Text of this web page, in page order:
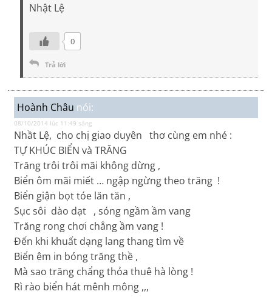
Nhật Lệ
0
Trả lời
Hoành Châu nói:
08/10/2014 lúc 11:49 sáng
Nhầt Lệ, cho chị giao duyên thơ cùng em nhé :
TỰ KHÚC BIỂN và TRĂNG
Trăng trôi trôi mãi không dừng ,
Biển ôm mãi miết … ngập ngừng theo trăng !
Biển giận bọt tóe lăn tăn ,
Sục sôi dào dạt , sóng ngầm ầm vang
Trăng rong chơi chẳng ầm vang !
Đến khi khuất dạng lang thang tìm về
Biển êm in bóng trăng thề ,
Mà sao trăng chẩng thỏa thuê hà lòng !
Rì rào biển hát mênh mông ,,,